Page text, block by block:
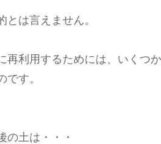
は言えません。
再利用するためには、いくつ
す。
土は・・・